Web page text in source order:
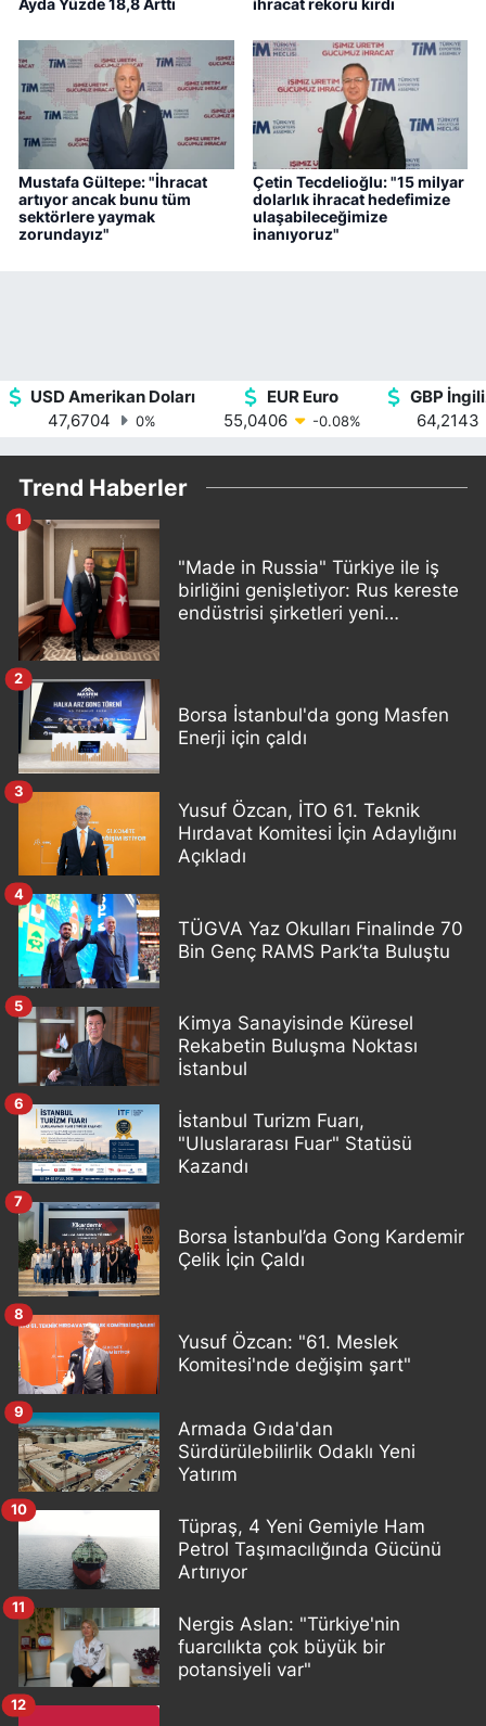
Mustafa Gültepe: "İhracat
artıyor ancak bunu tüm
sektörlere yaymak
zorundayız"
Çetin Tecdelioğlu: "15 milyar
dolarlık ihracat hedefimize
ulaşabileceğimize
inanıyoruz"
USD Amerikan Doları
47,6704
0%
EUR Euro
55,0406
-0.08%
GBP
64,2143
Trend Haberler
"Made in Russia" Türkiye ile iş
birliğini genişletiyor: Rus kereste
endüstrisi şirketleri yeni
1
Borsa İstanbul'da gong Masfen
Enerji için çaldı
2
Yusuf Özcan, İTO 61. Teknik
Hırdavat Komitesi İçin Adaylığını
Açıkladı
3
TÜGVA Yaz Okulları Finalinde 70
Bin Genç RAMS Park’ta Buluştu
4
Kimya Sanayisinde Küresel
Rekabetin Buluşma Noktası
İstanbul
5
İstanbul Turizm Fuarı,
"Uluslararası Fuar" Statüsü
Kazandı
6
Borsa İstanbul’da Gong Kardemir
Çelik İçin Çaldı
7
Yusuf Özcan: "61. Meslek
Komitesi'nde değişim şart"
8
Armada Gıda'dan
Sürdürülebilirlik Odaklı Yeni
Yatırım
9
Tüpraş, 4 Yeni Gemiyle Ham
Petrol Taşımacılığında Gücünü
Artırıyor
10
Nergis Aslan: "Türkiye'nin
fuarcılıkta çok büyük bir
potansiyeli var"
11
12